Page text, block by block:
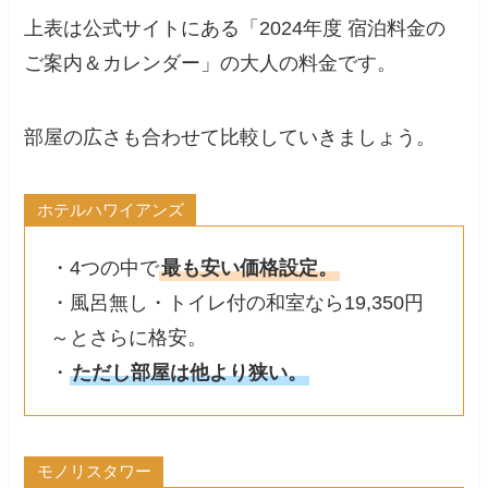
上表は公式サイトにある「2024年度 宿泊料金の
ご案内＆カレンダー」の大人の料金です。
部屋の広さも合わせて比較していきましょう。
ホテルハワイアンズ
・4つの中で最も安い価格設定。
・風呂無し・トイレ付の和室なら19,350円
～とさらに格安。
・ ただし部屋は他より狭い。
モノリスタワー